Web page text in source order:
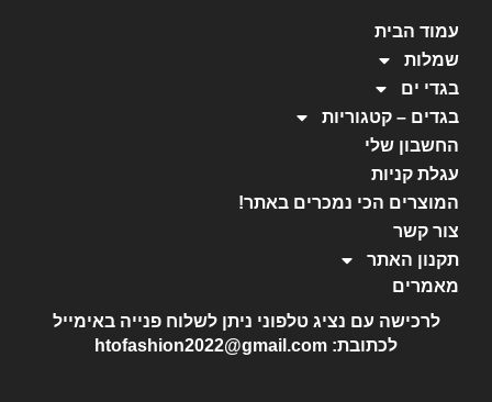
עמוד הבית
שמלות
בגדי ים
בגדים – קטגוריות
החשבון שלי
עגלת קניות
המוצרים הכי נמכרים באתר!
צור קשר
תקנון האתר
מאמרים
לרכישה עם נציג טלפוני ניתן לשלוח פנייה באימייל
לכתובת: htofashion2022@gmail.com